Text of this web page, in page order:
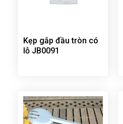
Kẹp gắp đầu tròn có
lỗ JB0091